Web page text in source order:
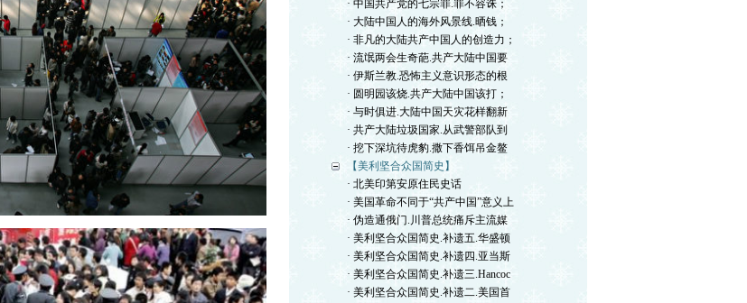
· 中国共产党的七宗罪.罪不容诛；
· 大陆中国人的海外风景线.晒钱；
· 非凡的大陆共产中国人的创造力；
· 流氓两会生奇葩.共产大陆中国要
· 伊斯兰教.恐怖主义意识形态的根
· 圆明园该烧.共产大陆中国该打；
· 与时俱进.大陆中国天灾花样翻新
· 共产大陆垃圾国家.从武警部队到
· 挖下深坑待虎豹.撒下香饵吊金鳌
【美利坚合众国简史】
· 北美印第安原住民史话
· 美国革命不同于“共产中国”意义上
· 伪造通俄门.川普总统痛斥主流媒
· 美利坚合众国简史.补遗五.华盛顿
· 美利坚合众国简史.补遗四.亚当斯
· 美利坚合众国简史.补遗三.Hancoc
· 美利坚合众国简史.补遗二.美国首